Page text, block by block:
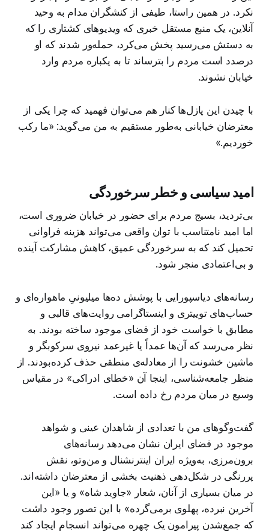
نکرد. در همین راستا، طیفی از کنشگران مدام به وحید
آنلاین، یک منبع مستقل خبری که ویدیوهای کشتاری را که
به دستش می‌رسید پخش می‌کرد، حمله‌ور شدند که او
درصدد است مردم را بترساند تا به یکباره مردم وارد
خیابان نشوند.
با چیدن این پازل‌ها کنار هم می‌توان فهمید که چرا یکی از
معترضان خیابانی به‌طور مستقیم به من می‌گوید: «ما رکب
خوردیم.»
امید سیاسی و خطر سرخوردگی
بی‌تردید، بسیج مردم برای حضور در خیابان ضروری است،
اما امید نامتناسب با توان واقعی می‌تواند هزینه فراوانی
تحمیل کند که به سرخوردگی عمیق، کاهش مشارکت آینده
و بی‌اعتمادی منجر شود.
رسانه‌های دیاسپورایی با پوشش ده‌ها میلیونیِ ماهواره‌ای و
حساب‌های توییتری و اینستاگرامی روایت‌های قالبی و
مطابق با خواست خود از فضای موجود ساخته‌ بودند. به
نظر می‌رسد که آن‌ها عمداً یا غیرعمد نیروی سرکوبگر و
ماشین خشونت را از معادله‌ی منطقی حذف کرده‌بودند. از
منظر جامعه‌شناسی، اینجا آن «خطای ادراکی» در مقیاس
وسیع در میان مردم رخ داده است.
گفت‌وگوهای من با تعدادی از شاهدان عینی و شواهد
موجود در فضای ایران نشان می‌دهد رسانه‌های
برون‌مرزی، به‌ویژه ایران اینترنشنال و من‌وتو، نقش
پررنگی در شکل‌دهی ذهنیت بخشی از معترضان داشته‌اند.
در میان بسیاری از آنان، شعار «جاوید شاه» و یا «این
آخرین نبرده، پهلوی برمی‌گرده» با این تصور وجود داشت
که جمع‌شدن پیرامون یک چهره می‌تواند انسجام ایجاد کند